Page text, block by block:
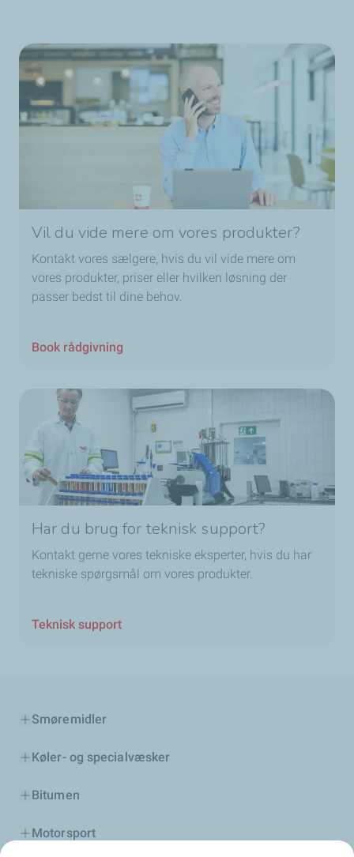
Vil du vide mere om vores produkter?
Kontakt vores sælgere, hvis du vil vide mere om
vores produkter, priser eller hvilken løsning der
passer bedst til dine behov.
Book rådgivning
Har du brug for teknisk support?
Kontakt gerne vores tekniske eksperter, hvis du har
tekniske spørgsmål om vores produkter.
Teknisk support
Smøremidler
Køler- og specialvæsker
Bitumen
Motorsport